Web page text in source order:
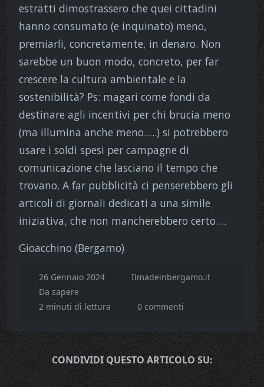
estratti dimostrassero che quei cittadini
hanno consumato (e inquinato) meno,
premiarli, concretamente, in denaro. Non
sarebbe un buon modo, concreto, per far
crescere la cultura ambientale e la
sostenibilità? Ps: magari come fondi da
destinare agli incentivi per chi brucia meno
(ma illumina anche meno…..) si potrebbero
usare i soldi spesi per campagne di
comunicazione che lasciano il tempo che
trovano. A far pubblicità ci penserebbero gli
articoli di giornali dedicati a una simile
iniziativa, che non mancherebbero certo….
Gioacchino (Bergamo)
26 Gennaio 2024
Ilmadeinbergamo.it
Da sapere
2 minuti di lettura
0 commenti
CONDIVIDI QUESTO ARTICOLO SU: